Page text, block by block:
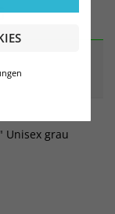
Unisex grau